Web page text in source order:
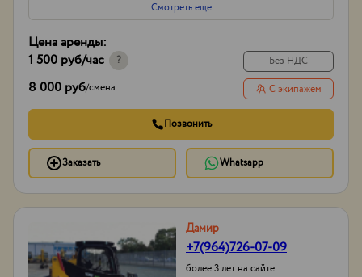
Смотреть еще
Цена аренды:
1 500 руб/час ?
8 000 руб/смена
Без НДС
С экипажем
Позвонить
Заказать Whatsapp
Дамир
+7(964)726-07-09
более 3 лет на сайте